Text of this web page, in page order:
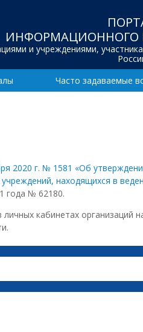
ИНФОРМАЦИОННОГО
и учреждениями,
Часто задаваемые
2020 г. № 1581 «Об
находящихся в
года № 62180.
кабинетах